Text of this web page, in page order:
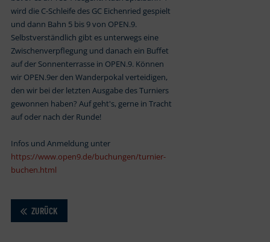
wird die C-Schleife des GC Eichenried gespielt
und dann Bahn 5 bis 9 von OPEN.9.
Selbstverständlich gibt es unterwegs eine
Zwischenverpflegung und danach ein Buffet
auf der Sonnenterrasse in OPEN.9. Können
wir OPEN.9er den Wanderpokal verteidigen,
den wir bei der letzten Ausgabe des Turniers
gewonnen haben? Auf geht's, gerne in Tracht
auf oder nach der Runde!
Infos und Anmeldung unter
https://www.open9.de/buchungen/turnier-
buchen.html
ZURÜCK